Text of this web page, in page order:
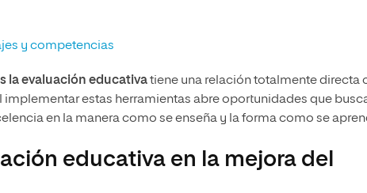
y competencias
la evaluación educativatiene una relación totalmente directa
implementar estas herramientas abre oportunidades que
en la manera como se enseña y la forma como se
educativa en la mejora del